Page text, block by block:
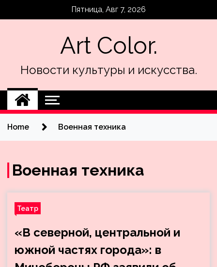
Пятница, Авг 7, 2026
Art Color.
Новости культуры и искусства.
Home Военная техника
Военная техника
Театр
«В северной, центральной и
южной частях города»: в